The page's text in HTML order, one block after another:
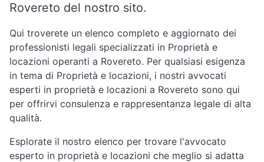
Rovereto del nostro sito.
Qui troverete un elenco completo e aggiornato dei
professionisti legali specializzati in Proprietà e
locazioni operanti a Rovereto. Per qualsiasi esigenza
in tema di Proprietà e locazioni, i nostri avvocati
esperti in proprietà e locazioni a Rovereto sono qui
per offrirvi consulenza e rappresentanza legale di alta
qualità.
Esplorate il nostro elenco per trovare l'avvocato
esperto in proprietà e locazioni che meglio si adatta